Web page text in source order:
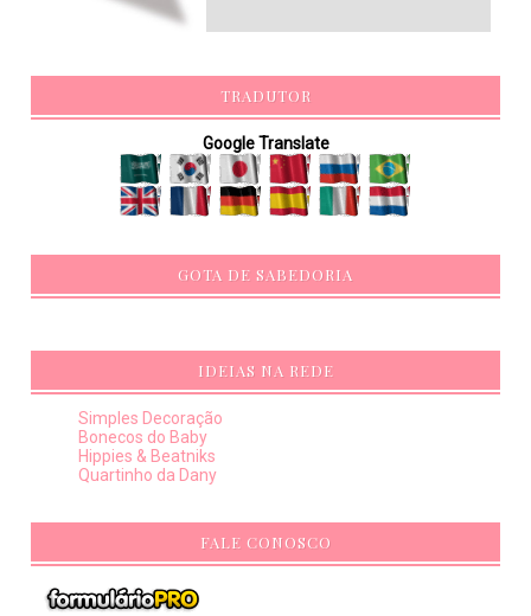
TRADUTOR
Google Translate
GOTA DE SABEDORIA
IDEIAS NA REDE
Simples Decoração
Bonecos do Baby
Hippies & Beatniks
Quartinho da Dany
FALE CONOSCO